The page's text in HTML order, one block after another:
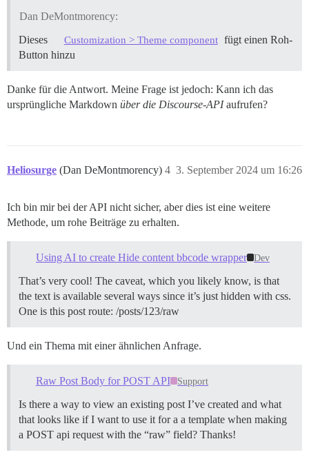
Dan DeMontmorency:
Dieses
Customization > Theme component fügt einen Roh-
Button hinzu
Danke für die Antwort. Meine Frage ist jedoch: Kann ich das
ursprüngliche Markdown über die Discourse-APIaufrufen?
Heliosurge (Dan DeMontmorency) 3. September 2024 um 16:26
4
Ich bin mir bei der API nicht sicher, aber dies ist eine weitere
Methode, um rohe Beiträge zu erhalten.
Using AI to create Hide content bbcode wrapper Dev
That’s very cool! The caveat, which you likely know, is that
the text is available several ways since it’s just hidden with css.
One is this post route: /posts/123/raw
Und ein Thema mit einer ähnlichen Anfrage.
Raw Post Body for POST API Support
Is there a way to view an existing post I’ve created and what
that looks like if I want to use it for a a template when making
a POST api request with the “raw” field? Thanks!